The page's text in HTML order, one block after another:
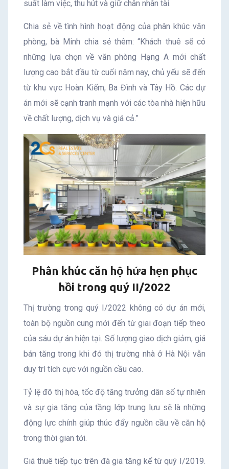
suất làm việc, thu hút và giữ chân nhân tài.
Chia sẻ về tình hình hoạt động của phân khúc văn
phòng, bà Minh chia sẻ thêm: “Khách thuê sẽ có
những lựa chọn về văn phòng Hạng A mới chất
lượng cao bắt đầu từ cuối năm nay, chủ yếu sẽ đến
từ khu vực Hoàn Kiếm, Ba Đình và Tây Hồ. Các dự
án mới sẽ cạnh tranh mạnh với các tòa nhà hiện hữu
về chất lượng, dịch vụ và giá cả.”
Phân khúc căn hộ hứa hẹn phục
hồi trong quý II/2022
Thị trường trong quý I/2022 không có dự án mới,
toàn bộ nguồn cung mới đến từ giai đoạn tiếp theo
của sáu dự án hiện tại. Số lượng giao dịch giảm, giá
bán tăng trong khi đó thị trường nhà ở Hà Nội vẫn
duy trì tích cực với nguồn cầu cao.
Tỷ lệ đô thị hóa, tốc độ tăng trưởng dân số tự nhiên
và sự gia tăng của tầng lớp trung lưu sẽ là những
động lực chính giúp thúc đẩy nguồn cầu về căn hộ
trong thời gian tới.
Giá thuê tiếp tục trên đà gia tăng kể từ quý I/2019.